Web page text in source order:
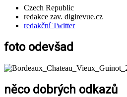
Czech Republic
redakce zav. digirevue.cz
redakční Twitter
foto odevšad
něco dobrých odkazů